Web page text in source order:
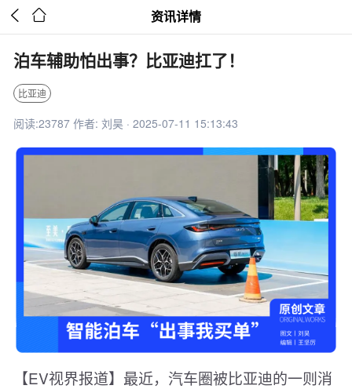
  资讯详情
泊车辅助怕出事？比亚迪扛了！
比亚迪
阅读:23787 作者: 刘昊 · 2025-07-11 15:13:43
【EV视界报道】最近，汽车圈被比亚迪的一则消